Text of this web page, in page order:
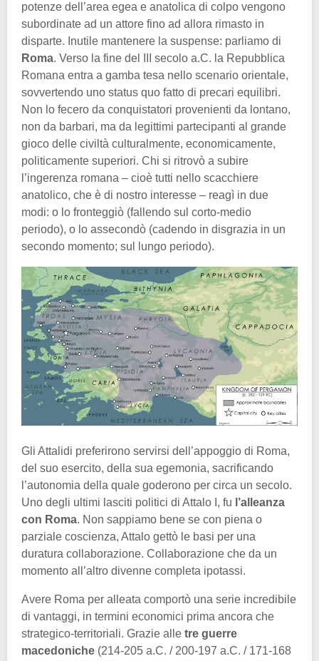
potenze dell’area egea e anatolica di colpo vengono
subordinate ad un attore fino ad allora rimasto in
disparte. Inutile mantenere la suspense: parliamo di
Roma. Verso la fine del III secolo a.C. la Repubblica
Romana entra a gamba tesa nello scenario orientale,
sovvertendo uno status quo fatto di precari equilibri.
Non lo fecero da conquistatori provenienti da lontano,
non da barbari, ma da legittimi partecipanti al grande
gioco delle civiltà culturalmente, economicamente,
politicamente superiori. Chi si ritrovò a subire
l’ingerenza romana – cioè tutti nello scacchiere
anatolico, che è di nostro interesse – reagì in due
modi: o lo fronteggiò (fallendo sul corto-medio
periodo), o lo assecondò (cadendo in disgrazia in un
secondo momento; sul lungo periodo).
Gli Attalidi preferirono servirsi dell’appoggio di Roma,
del suo esercito, della sua egemonia, sacrificando
l’autonomia della quale goderono per circa un secolo.
Uno degli ultimi lasciti politici di Attalo I, fu l’alleanza
con Roma. Non sappiamo bene se con piena o
parziale coscienza, Attalo gettò le basi per una
duratura collaborazione. Collaborazione che da un
momento all’altro divenne completa ipotassi.
Avere Roma per alleata comportò una serie incredibile
di vantaggi, in termini economici prima ancora che
strategico-territoriali. Grazie alle tre guerre
macedoniche (214-205 a.C. / 200-197 a.C. / 171-168